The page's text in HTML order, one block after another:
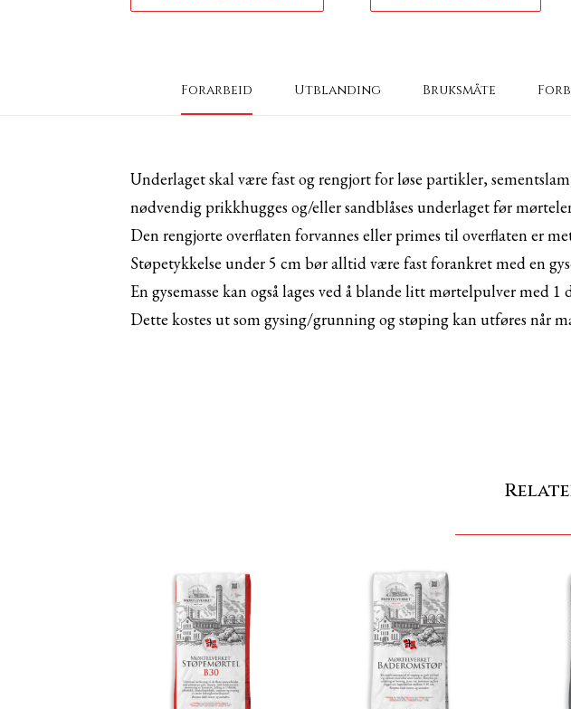
Forarbeid Utblanding Bruksmåte
Underlaget skal være fast og rengjort for løse partikler,
nødvendig prikkhugges og/eller sandblåses underlaget før
Den rengjorte overflaten forvannes eller primes til overflaten er
Støpetykkelse under 5 cm bør alltid være fast forankret med en
En gysemasse kan også lages ved å blande litt mørtelpulver
Dette kostes ut som gysing/grunning og støping kan utføres når